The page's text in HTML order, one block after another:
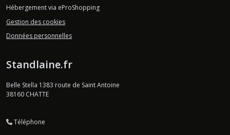
Hébergement via eProShopping
Gestion des cookies
Données personnelles
Standlaine.fr
Belle Stella 1383 route de Saint Antoine
38160 CHATTE
Téléphone